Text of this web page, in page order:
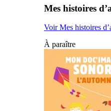
Mes histoires
Voir Mes histoires
À paraître